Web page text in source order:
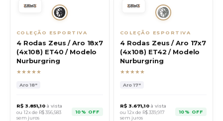
COLEÇÃO ESPORTIVA
4 Rodas Zeus / Aro 18x7
(4x108) ET40 / Modelo
Nurburgring
★★★★★
Aro18"
R$ 3.851,10 à vista
ou 12x de R$356,583
sem juros
10% OFF
COLEÇÃO ESPORTIVA
4 Rodas Zeus / Aro 17x7
(4x108) ET42 / Modelo
Nurburgring
★★★★★
Aro17"
R$ 3.671,10 à vista
ou 12x de R$339,917
sem juros
10% OFF